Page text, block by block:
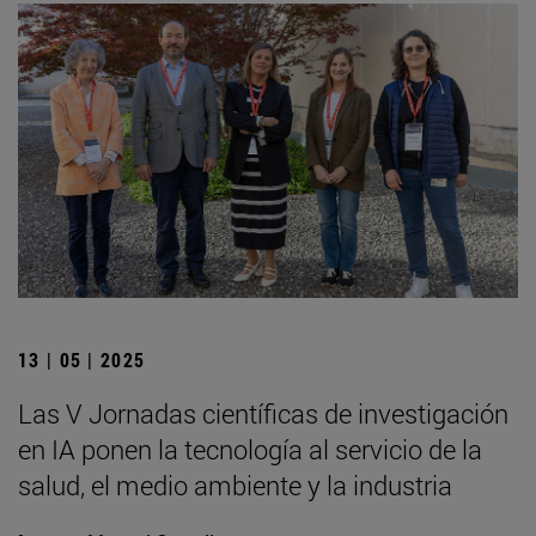
13 | 05 | 2025
Las V Jornadas científicas de investigación
en IA ponen la tecnología al servicio de la
salud, el medio ambiente y la industria